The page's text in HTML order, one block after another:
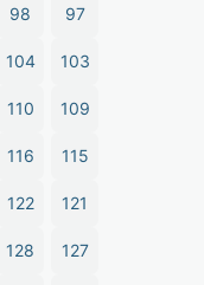
97
98
103
104
109
110
115
116
121
122
127
128